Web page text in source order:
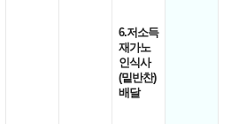
6.저소득
재가노
인식사
(밑반찬)
배달